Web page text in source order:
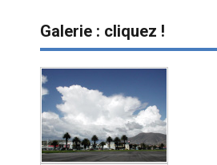
Galerie : cliquez !